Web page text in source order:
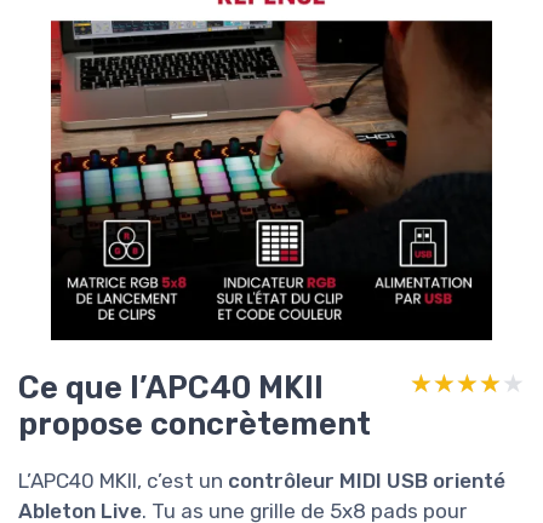
Ce que l’APC40 MKII
propose concrètement
★★★★★
★★★★★
L’APC40 MKII, c’est un contrôleur MIDI USB orienté
Ableton Live. Tu as une grille de 5x8 pads pour